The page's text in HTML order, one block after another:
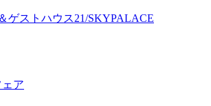
ゲストハウス21/SKYPALACE
ア